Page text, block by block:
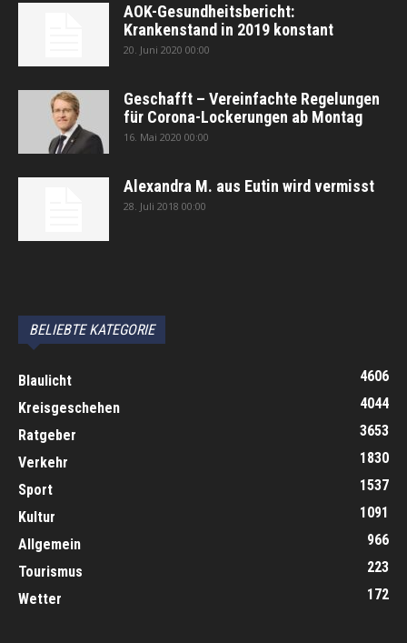
AOK-Gesundheitsbericht:
Krankenstand in 2019 konstant
20. Juni 2020 00:00
Geschafft – Vereinfachte Regelungen
für Corona-Lockerungen ab Montag
16. Mai 2020 00:00
Alexandra M. aus Eutin wird vermisst
28. Juli 2018 00:00
BELIEBTE KATEGORIE
Blaulicht
4606
Kreisgeschehen
4044
Ratgeber
3653
Verkehr
1830
Sport
1537
Kultur
1091
Allgemein
966
Tourismus
223
Wetter
172